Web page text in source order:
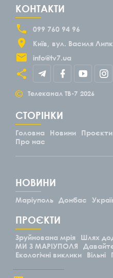
КОНТАКТИ
099 760 94 96
Київ
вул. Василя
info@tv7.ua
© Телеканал ТВ-7 2026
СТОРІНКИ
Головна Новини Проєкти
Про нас
НОВИНИ
Маріуполь Донбас
ПРОЄКТИ
Зруйнована мрія Шлях
МИ З МАРІУПОЛЯ
Екологічні виклики
Вільні